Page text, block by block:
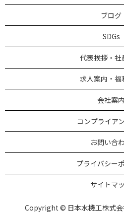
ブログ
SDGs
代表挨拶・社
求人案内・福
会社案内
コンプライア
お問い合
プライバシー
サイトマ
Copyright © 日本水機工株式